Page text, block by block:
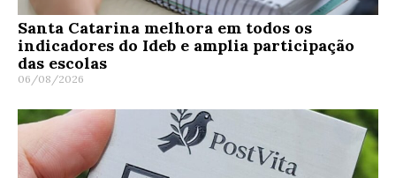
Santa Catarina melhora em todos os
indicadores do Ideb e amplia participação
das escolas
06/08/2026